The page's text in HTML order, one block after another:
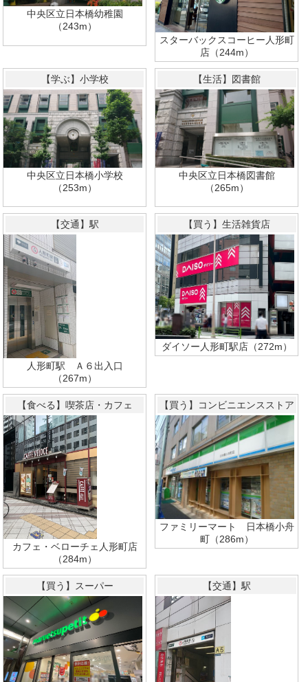
中央区立日本橋幼稚園
（243m）
スターバックスコーヒー人形町
店（244m）
【学ぶ】小学校
中央区立日本橋小学校
（253m）
【生活】図書館
中央区立日本橋図書館
（265m）
【交通】駅
人形町駅 Ａ６出入口
（267m）
【買う】生活雑貨店
ダイソー人形町駅店（272m）
【食べる】喫茶店・カフェ
カフェ・ベローチェ人形町店
（284m）
【買う】コンビニエンスストア
ファミリーマート 日本橋小舟
町（286m）
【買う】スーパー 【交通】駅